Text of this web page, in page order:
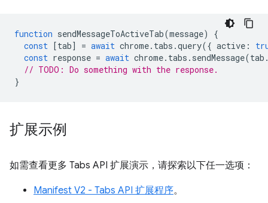
function sendMessageToActiveTab(message)
{
const [tab] = await chrome. tabs .query({ active :
const response = await chrome. tabs . sendMessage(tab
// TODO: Do something with the response.
}
扩展示例
如需查看更多 Tabs API 扩展演示，请探索以下任一选项：
Manifest V2 - Tabs API 扩展程序。